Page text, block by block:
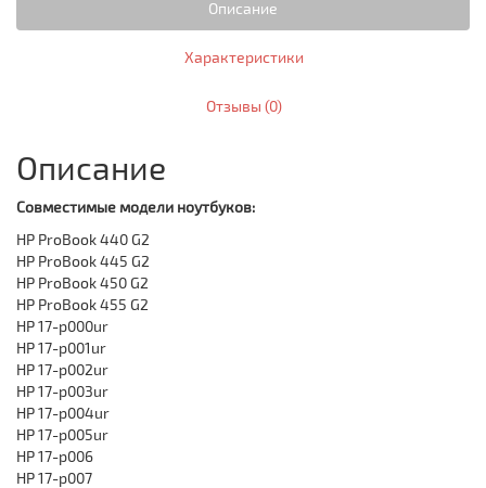
Описание
Характеристики
Отзывы (0)
Описание
Совместимые модели ноутбуков:
HP ProBook 440 G2
HP ProBook 445 G2
HP ProBook 450 G2
HP ProBook 455 G2
HP 17-p000ur
HP 17-p001ur
HP 17-p002ur
HP 17-p003ur
HP 17-p004ur
HP 17-p005ur
HP 17-p006
HP 17-p007